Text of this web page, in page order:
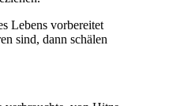
Lebens vorbereitet
sind, dann schälen